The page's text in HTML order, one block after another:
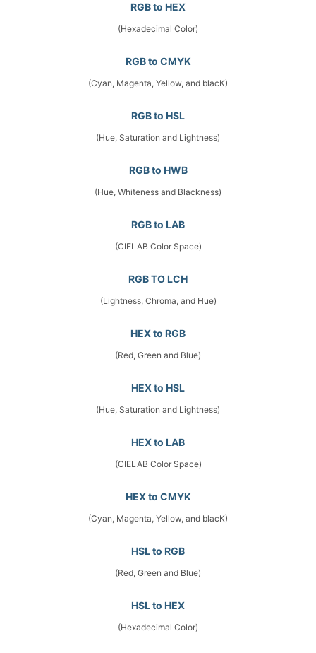
RGB to HEX
(Hexadecimal Color)
RGB to CMYK
(Cyan, Magenta, Yellow, and blacK)
RGB to HSL
(Hue, Saturation and Lightness)
RGB to HWB
(Hue, Whiteness and Blackness)
RGB to LAB
(CIELAB Color Space)
RGB TO LCH
(Lightness, Chroma, and Hue)
HEX to RGB
(Red, Green and Blue)
HEX to HSL
(Hue, Saturation and Lightness)
HEX to LAB
(CIELAB Color Space)
HEX to CMYK
(Cyan, Magenta, Yellow, and blacK)
HSL to RGB
(Red, Green and Blue)
HSL to HEX
(Hexadecimal Color)